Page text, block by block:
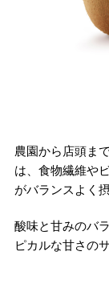
農園から店頭ま
は、食物繊維や
がバランスよく
酸味と甘みのバ
ピカルな甘さの